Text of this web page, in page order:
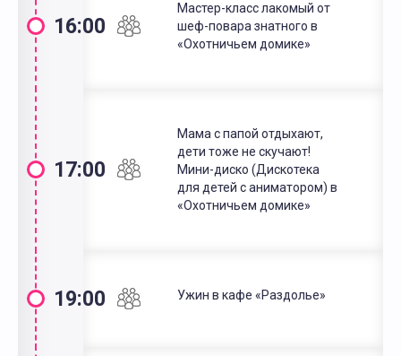
16:00
Мастер-класс лакомый от
шеф-повара знатного в
«Охотничьем домике»
17:00
Мама с папой отдыхают,
дети тоже не скучают!
Мини-диско (Дискотека
для детей с аниматором) в
«Охотничьем домике»
19:00 Ужин в кафе «Раздолье»